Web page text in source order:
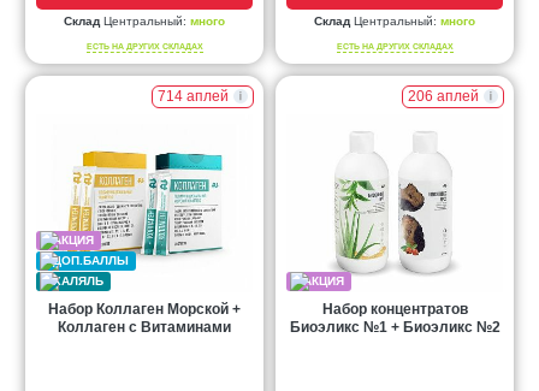
Склад Центральный: много
ЕСТЬ НА ДРУГИХ СКЛАДАХ
Склад Центральный: много
ЕСТЬ НА ДРУГИХ СКЛАДАХ
714 аплей
Набор Коллаген Морской +
Коллаген с Витаминами
206 аплей
Набор концентратов
Биоэликс №1 + Биоэликс №2